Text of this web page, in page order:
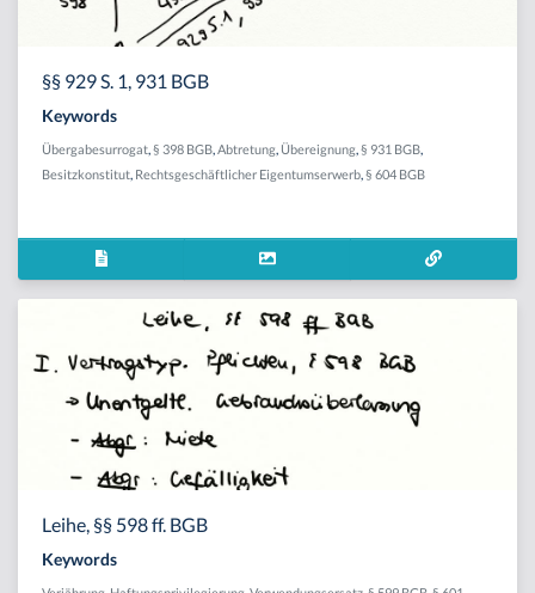
§§ 929 S. 1, 931 BGB
Keywords
Übergabesurrogat § 398 BGB Abtretung Übereignung § 931 BGB
Besitzkonstitut Rechtsgeschäftlicher Eigentumserwerb § 604 BGB
Leihe, §§ 598 ff. BGB
Keywords